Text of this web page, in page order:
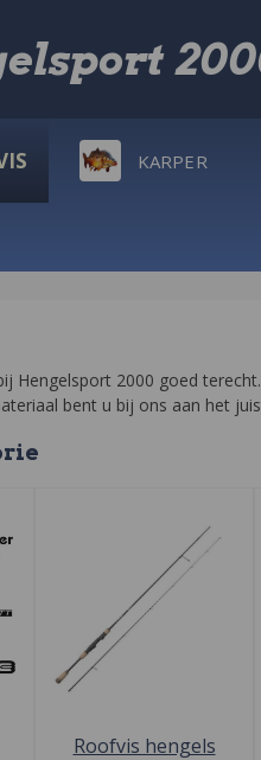
KARPER
Hengelsport 2000 goed
bent u bij ons aan het
Roofvis hengels